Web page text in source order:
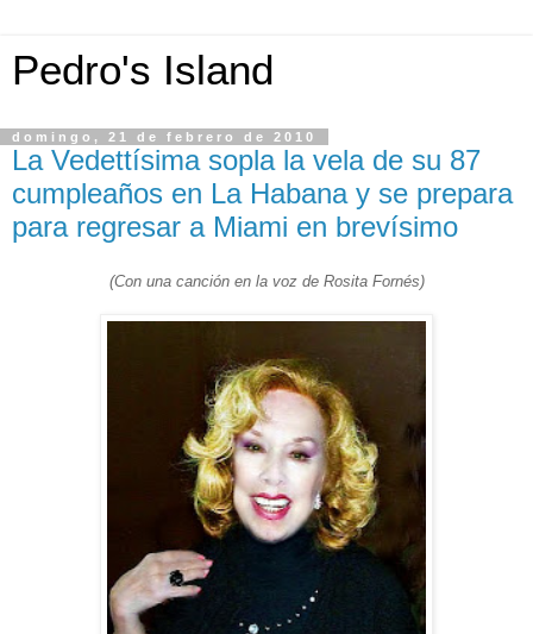
Pedro's Island
domingo, 21 de febrero de 2010
La Vedettísima sopla la vela de su 87
cumpleaños en La Habana y se prepara
para regresar a Miami en brevísimo
(Con una canción en la voz de Rosita Fornés)